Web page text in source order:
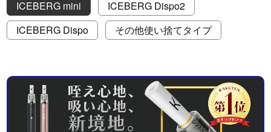
ICEBERG mini
ICEBERG Dispo2
ICEBERG Dispo
その他使い捨てタイプ